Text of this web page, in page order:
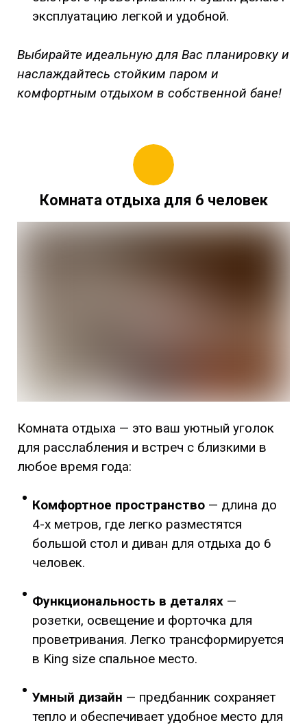
эксплуатацию легкой и удобной.
Выбирайте идеальную для Вас планировку и
наслаждайтесь стойким паром и
комфортным отдыхом в собственной бане!
Комната отдыха для 6 человек
Комната отдыха — это ваш уютный уголок
для расслабления и встреч с близкими в
любое время года:
Комфортное пространство — длина до
4-х метров, где легко разместятся
большой стол и диван для отдыха до 6
человек.
Функциональность в деталях —
розетки, освещение и форточка для
проветривания. Легко трансформируется
в King size спальное место.
Умный дизайн — предбанник сохраняет
тепло и обеспечивает удобное место для